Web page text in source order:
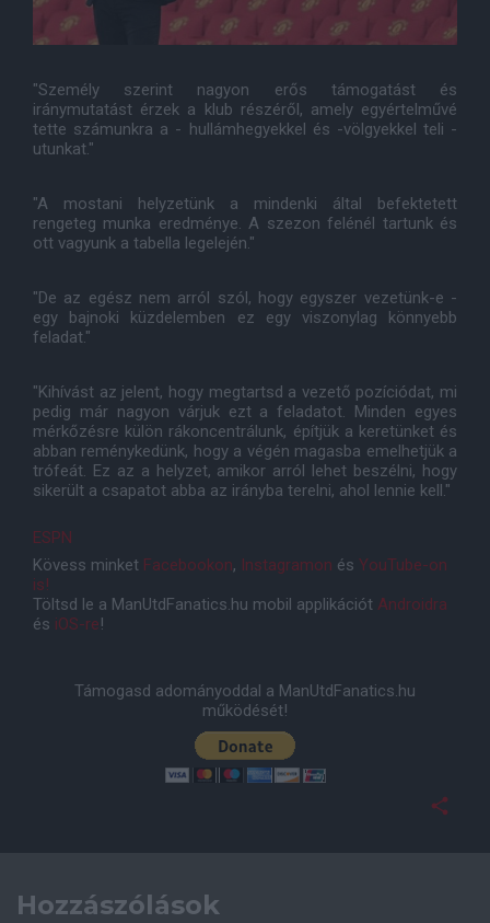
"Személy szerint nagyon erős támogatást és
iránymutatást érzek a klub részéről, amely egyértelművé
tette számunkra a - hullámhegyekkel és -völgyekkel teli -
utunkat."
"A mostani helyzetünk a mindenki által befektetett
rengeteg munka eredménye. A szezon felénél tartunk és
ott vagyunk a tabella legelején."
"De az egész nem arról szól, hogy egyszer vezetünk-e -
egy bajnoki küzdelemben ez egy viszonylag könnyebb
feladat."
"Kihívást az jelent, hogy megtartsd a vezető pozíciódat, mi
pedig már nagyon várjuk ezt a feladatot. Minden egyes
mérkőzésre külön rákoncentrálunk, építjük a keretünket és
abban reménykedünk, hogy a végén magasba emelhetjük a
trófeát. Ez az a helyzet, amikor arról lehet beszélni, hogy
sikerült a csapatot abba az irányba terelni, ahol lennie kell."
ESPN
Kövess minket Facebookon, Instagramon és YouTube-on
is!
Töltsd le a ManUtdFanatics.hu mobil applikációt Androidra
és iOS-re!
Támogasd adományoddal a ManUtdFanatics.hu
működését!
Hozzászólások